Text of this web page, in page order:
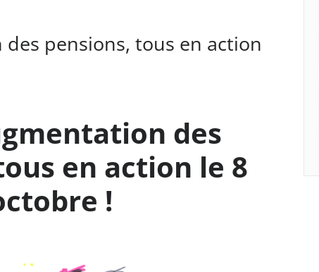
des pensions, tous en action
des
en action le 8
!